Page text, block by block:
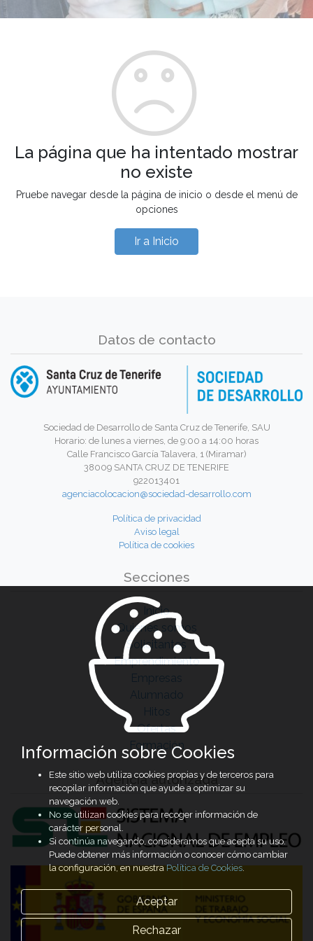
La página que ha intentado mostrar
no existe
Pruebe navegar desde la página de inicio o desde el menú de
opciones
Ir a Inicio
Datos de contacto
Sociedad de Desarrollo de Santa Cruz de Tenerife, SAU
Horario: de lunes a viernes, de 9:00 a 14:00 horas
Calle Francisco García Talavera, 1 (Miramar)
38009 SANTA CRUZ DE TENERIFE
922013401
agenciacolocacion@sociedad-desarrollo.com
Política de privacidad
Aviso legal
Política de cookies
Secciones
Inicio
Quiénes somos
Solicitantes
Emprendimiento
Empresas
Alumnado
Hitos
Ofertas
Formación
Agencia autorizada
Información sobre Cookies
Este sitio web utiliza cookies propias y de terceros para
recopilar información que ayude a optimizar su
navegación web.
No se utilizan cookies para recoger información de
carácter personal.
Si continúa navegando, consideramos que acepta su uso.
Puede obtener más información o conocer cómo cambiar
la configuración, en nuestraPolítica de Cookies.
Aceptar
Rechazar